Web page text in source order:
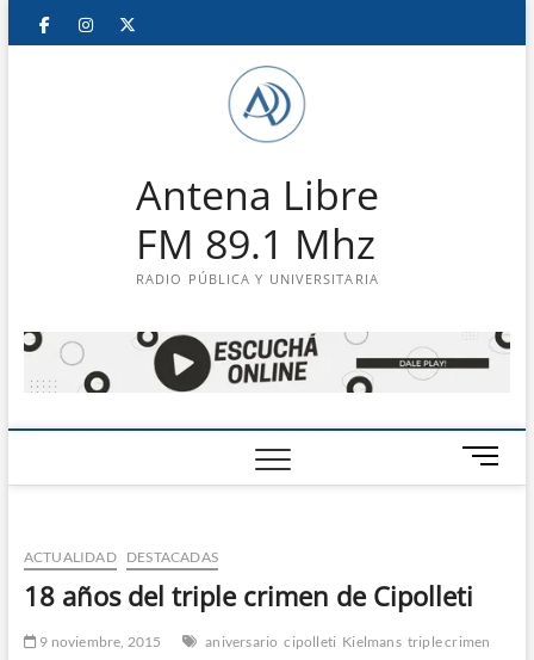
Saltar
FacebookInstagram
Antena Libre
FM 89.1 Mhz
RADIO PÚBLICA Y UNIVERSITARIA
B
o
d
e
m
ACTUALIDAD DESTACADAS
18 años del triple crimen de Cipolleti
9 noviembre, 2015 aniversario cipolleti Kielmans triple crimen